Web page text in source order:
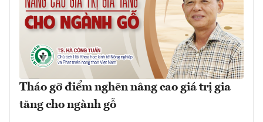
Tháo gỡ điểm nghẽn nâng cao giá trị gia
tăng cho ngành gỗ